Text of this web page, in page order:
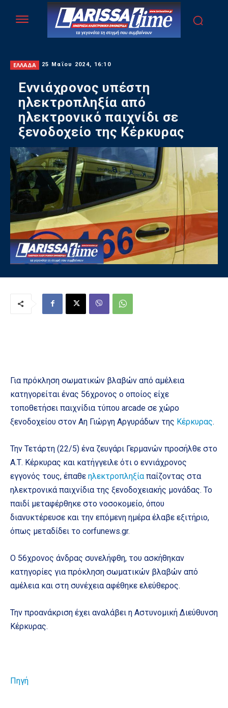
ΕΛΛΑΔΑ 25 Μαΐου 2024, 16:10
Εννιάχρονος υπέστη
ηλεκτροπληξία από
ηλεκτρονικό παιχνίδι σε
ξενοδοχείο της Κέρκυρας
Για πρόκληση σωματικών βλαβών από αμέλεια
κατηγορείται ένας 56χρονος ο οποίος είχε
τοποθετήσει παιχνίδια τύπου arcade σε χώρο
ξενοδοχείου στον Αη Γιώργη Αργυράδων της Κέρκυρας.
Την Τετάρτη (22/5) ένα ζευγάρι Γερμανών προσήλθε στο
Α.Τ. Κέρκυρας και κατήγγειλε ότι ο εννιάχρονος
εγγονός τους, έπαθε ηλεκτροπληξία παίζοντας στα
ηλεκτρονικά παιχνίδια της ξενοδοχειακής μονάδας. Το
παιδί μεταφέρθηκε στο νοσοκομείο, όπου
διανυκτέρευσε και την επόμενη ημέρα έλαβε εξιτήριο,
όπως μεταδίδει το corfunews.gr.
Ο 56χρονος άνδρας συνελήφθη, του ασκήθηκαν
κατηγορίες για πρόκληση σωματικών βλαβών από
αμέλεια και στη συνέχεια αφέθηκε ελεύθερος.
Την προανάκριση έχει αναλάβει η Αστυνομική Διεύθυνση
Κέρκυρας.
Πηγή